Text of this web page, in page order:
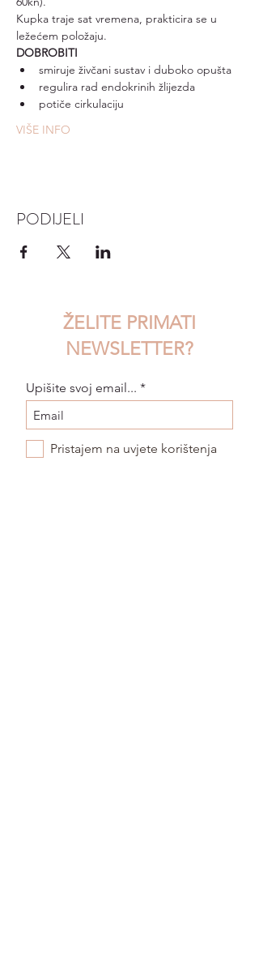
Kupka traje sat vremena, prakticira se u
ležećem položaju.
DOBROBITI
smiruje živčani sustav i duboko opušta
regulira rad endokrinih žlijezda
potiče cirkulaciju
VIŠE INFO
PODIJELI
ŽELITE PRIMATI
NEWSLETTER?
Upišite svoj email...
Pristajem na uvjete korištenja